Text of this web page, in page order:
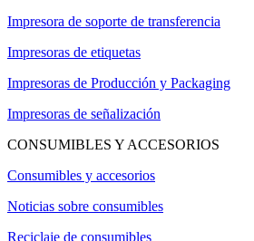
Impresora de soporte de transferencia
Impresoras de etiquetas
Impresoras de Producción y Packaging
Impresoras de señalización
CONSUMIBLES Y ACCESORIOS
Consumibles y accesorios
Noticias sobre consumibles
Reciclaje de consumibles